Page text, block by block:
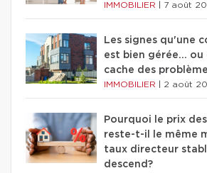
IMMOBILIER 7 août
Les signes qu'une
est bien gérée… ou
cache des
IMMOBILIER 2 août
Pourquoi le prix
reste-t-il le même
taux directeur
descend?